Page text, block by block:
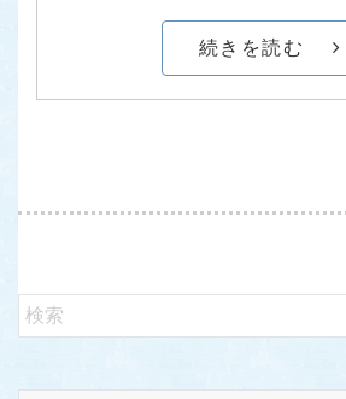
続きを読む